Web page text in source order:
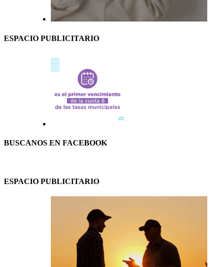
ESPACIO PUBLICITARIO
BUSCANOS EN FACEBOOK
ESPACIO PUBLICITARIO